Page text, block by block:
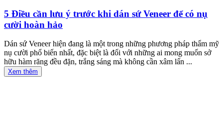
5 Điều cần lưu ý trước khi dán sứ Veneer để có nụ
cười hoàn hảo
Dán sứ Veneer hiện đang là một trong những phương pháp thẩm mỹ
nụ cười phổ biến nhất, đặc biệt là đối với những ai mong muốn sở
hữu hàm răng đều đặn, trắng sáng mà không cần xâm lấn ...
Xem thêm